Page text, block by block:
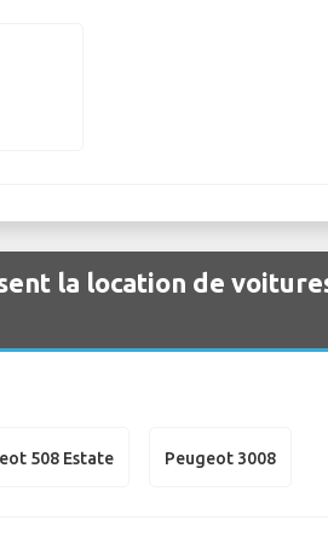
la location de
508 Estate Peugeot 3008